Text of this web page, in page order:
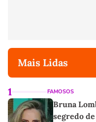
Mais Lidas
1 FAMOSOS
Bruna
segredo